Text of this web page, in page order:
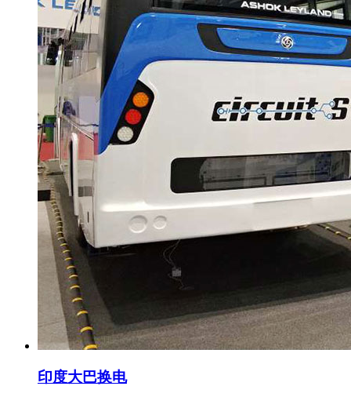
印度大巴换电